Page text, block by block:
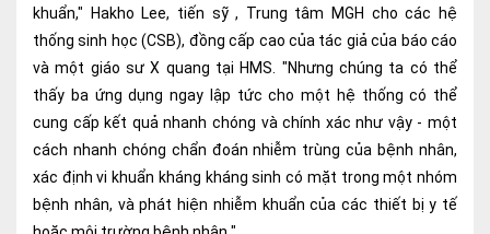
khuẩn," Hakho Lee, tiến sỹ , Trung tâm MGH cho các hệ
thống sinh học (CSB), đồng cấp cao của tác giả của báo cáo
và một giáo sư X quang tại HMS. "Nhưng chúng ta có thể
thấy ba ứng dụng ngay lập tức cho một hệ thống có thể
cung cấp kết quả nhanh chóng và chính xác như vậy - một
cách nhanh chóng chẩn đoán nhiễm trùng của bệnh nhân,
xác định vi khuẩn kháng kháng sinh có mặt trong một nhóm
bệnh nhân, và phát hiện nhiễm khuẩn của các thiết bị y tế